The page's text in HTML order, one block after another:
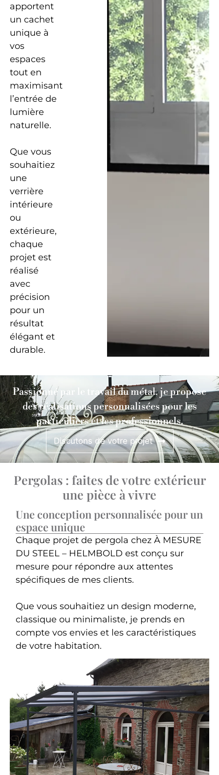
apportent
un cachet
unique à
vos
espaces
tout en
maximisant
l’entrée de
lumière
naturelle.
Que vous
souhaitiez
une
verrière
intérieure
ou
extérieure,
chaque
projet est
réalisé
avec
précision
pour un
résultat
élégant et
durable.
Passionné par le travail du métal, je propose
des réalisations personnalisées pour les
particuliers et les professionnels.
Discutons de votre projet
Pergolas : faites de votre extérieur
une pièce à vivre
Une conception personnalisée pour un
espace unique
Chaque projet de pergola chez À MESURE
DU STEEL – HELMBOLD est conçu sur
mesure pour répondre aux attentes
spécifiques de mes clients.
Que vous souhaitiez un design moderne,
classique ou minimaliste, je prends en
compte vos envies et les caractéristiques
de votre habitation.